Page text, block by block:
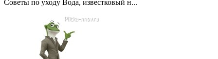
Советы по уходу Вода, известковый н...